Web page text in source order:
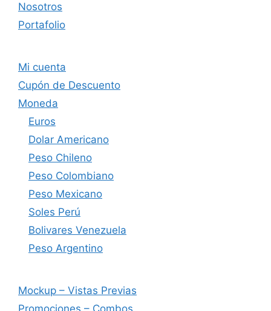
Nosotros
Portafolio
Mi cuenta
Cupón de Descuento
Moneda
Euros
Dolar Americano
Peso Chileno
Peso Colombiano
Peso Mexicano
Soles Perú
Bolivares Venezuela
Peso Argentino
Mockup – Vistas Previas
Promociones – Combos